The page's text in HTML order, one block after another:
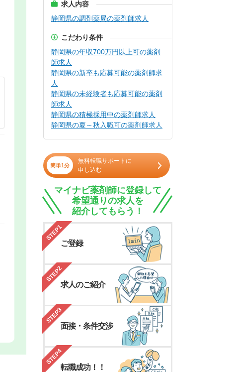
求人内容
静岡県の調剤薬局の薬剤師求人
こだわり条件
静岡県の年収700万円以上可の薬剤
師求人
静岡県の新卒も応募可能の薬剤師求
人
静岡県の未経験者も応募可能の薬剤
師求人
静岡県の積極採用中の薬剤師求人
静岡県の夏～秋入職可の薬剤師求人
簡単1分
無料転職サポートに
申し込む
マイナビ薬剤師に登録して
希望通りの求人を
紹介してもらう！
STEP1
ご登録
STEP2
求人のご紹介
STEP3
面接・条件交渉
STEP4
転職成功！！